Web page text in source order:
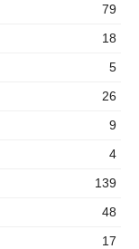
79
18
5
26
9
4
139
48
17